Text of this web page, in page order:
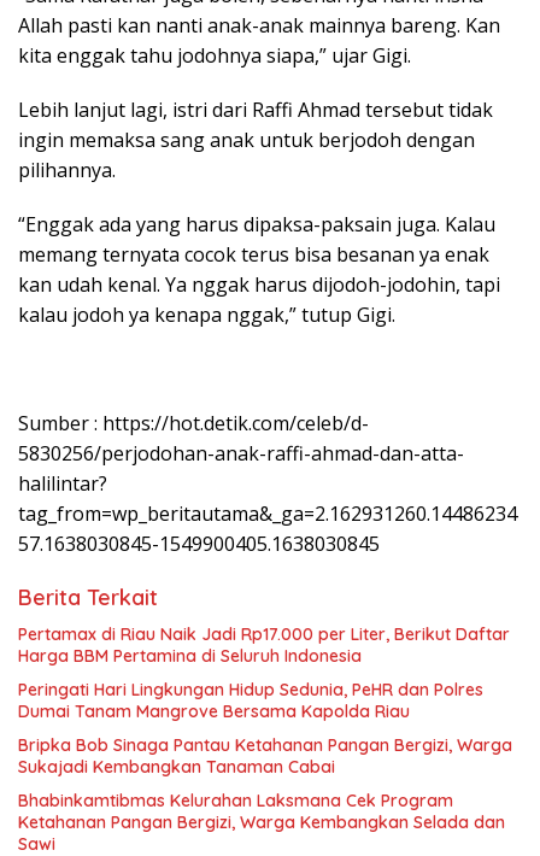
Allah pasti kan nanti anak-anak mainnya bareng. Kan
kita enggak tahu jodohnya siapa,” ujar Gigi.
Lebih lanjut lagi, istri dari Raffi Ahmad tersebut tidak
ingin memaksa sang anak untuk berjodoh dengan
pilihannya.
“Enggak ada yang harus dipaksa-paksain juga. Kalau
memang ternyata cocok terus bisa besanan ya enak
kan udah kenal. Ya nggak harus dijodoh-jodohin, tapi
kalau jodoh ya kenapa nggak,” tutup Gigi.
Sumber : https://hot.detik.com/celeb/d-
5830256/perjodohan-anak-raffi-ahmad-dan-atta-
halilintar?
tag_from=wp_beritautama&_ga=2.162931260.14486234
57.1638030845-1549900405.1638030845
Berita Terkait
Pertamax di Riau Naik Jadi Rp17.000 per Liter, Berikut Daftar
Harga BBM Pertamina di Seluruh Indonesia
Peringati Hari Lingkungan Hidup Sedunia, PeHR dan Polres
Dumai Tanam Mangrove Bersama Kapolda Riau
Bripka Bob Sinaga Pantau Ketahanan Pangan Bergizi, Warga
Sukajadi Kembangkan Tanaman Cabai
Bhabinkamtibmas Kelurahan Laksmana Cek Program
Ketahanan Pangan Bergizi, Warga Kembangkan Selada dan
Sawi